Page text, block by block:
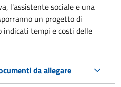
l'assistente sociale e una
un progetto di
tempi e costi delle
da allegare